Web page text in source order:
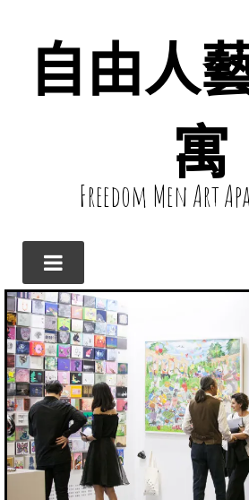
自由人
寓
Freedom Men Art